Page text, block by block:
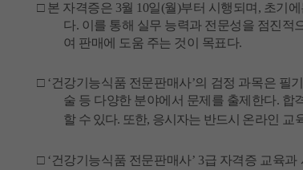
□ 본 자격증은 3월 10일 (월 )부터 시행되며 , 초기
다. 이를 통해 실무 능력과 전문성을 점진적
여 판매에 도움 주는 것이 목표다.
□ ‘건강기능식품 전문판매사’의 검정 과목은 필
술 등 다양한 분야에서 문제를 출제한다. 합
할 수 있다. 또한, 응시자는 반드시 온라인 교
□ ‘건강기능식품 전문판매사’ 3급 자격증 교육과